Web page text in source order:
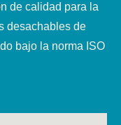
de calidad para la
desachables de
bajo la norma ISO